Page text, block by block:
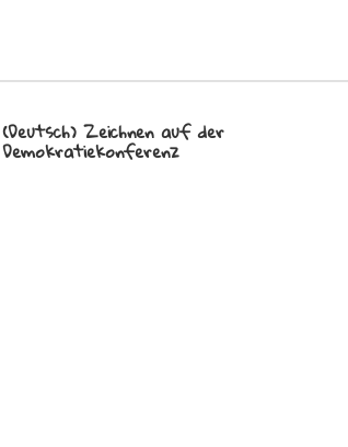
(Deutsch) Zeichnen auf der
Demokratiekonferenz